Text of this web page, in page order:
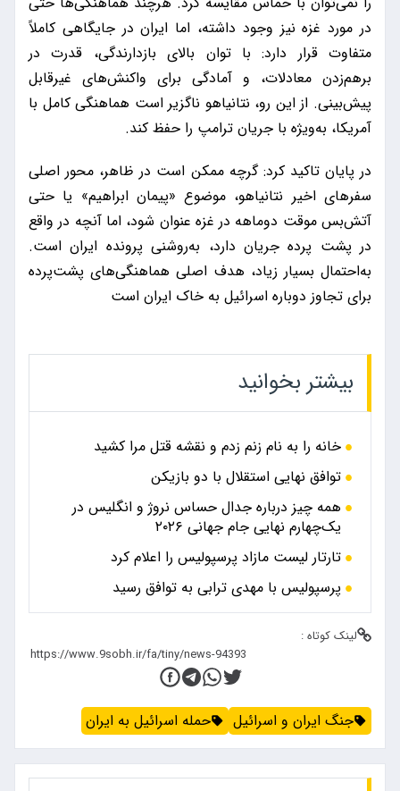
در مورد غزه نیز وجود داشته، اما ایران در جایگاهی کاملاً
متفاوت قرار دارد: با توان بالای بازدارندگی، قدرت در
برهم‌زدن معادلات، و آمادگی برای واکنش‌های غیرقابل
پیش‌بینی. از این رو، نتانیاهو ناگزیر است هماهنگی کامل با
آمریکا، به‌ویژه با جریان ترامپ را حفظ کند.
در پایان تاکید کرد: گرچه ممکن است در ظاهر، محور اصلی
سفرهای اخیر نتانیاهو، موضوع «پیمان ابراهیم» یا حتی
آتش‌بس موقت دوماهه در غزه عنوان شود، اما آنچه در واقع
در پشت پرده جریان دارد، به‌روشنی پرونده ایران است.
به‌احتمال بسیار زیاد، هدف اصلی هماهنگی‌های پشت‌پرده
برای تجاوز دوباره اسرائیل به خاک ایران است
بیشتر بخوانید
خانه را به نام زنم زدم و نقشه قتل مرا کشید
توافق نهایی استقلال با دو بازیکن
همه چیز درباره جدال حساس نروژ و انگلیس در
یک‌چهارم نهایی جام جهانی ۲۰۲۶
تارتار لیست مازاد پرسپولیس را اعلام کرد
پرسپولیس با مهدی ترابی به توافق رسید
لینک کوتاه :
جنگ ایران و اسرائیل حمله اسرائیل به ایران